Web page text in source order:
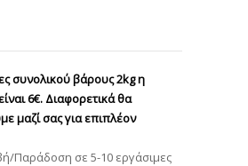
συνολικού βάρους 2kg η
6€. Διαφορετικά θα
μαζί σας για επιπλέον
Παράδοση σε 5-10 εργάσιμες